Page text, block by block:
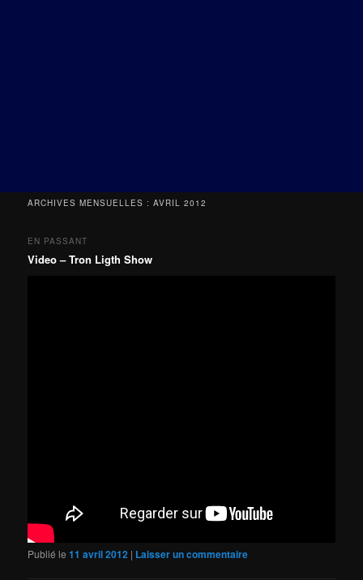
ARCHIVES MENSUELLES :AVRIL 2012
EN PASSANT
Video – Tron Ligth Show
Publié le11 avril 2012 | Laisser un commentaire